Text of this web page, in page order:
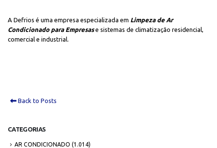
A Defrios é uma empresa especializada em Limpeza de Ar
Condicionado para Empresase sistemas de climatização residencial,
comercial e industrial.
Back to Posts
CATEGORIAS
AR CONDICIONADO (1.014)